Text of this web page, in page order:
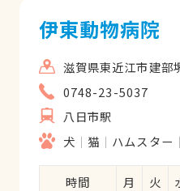
伊東動物病院
滋賀県東近江市建部
0748-23-5037
八日市駅
犬
猫 ハムスター
時間 月 火